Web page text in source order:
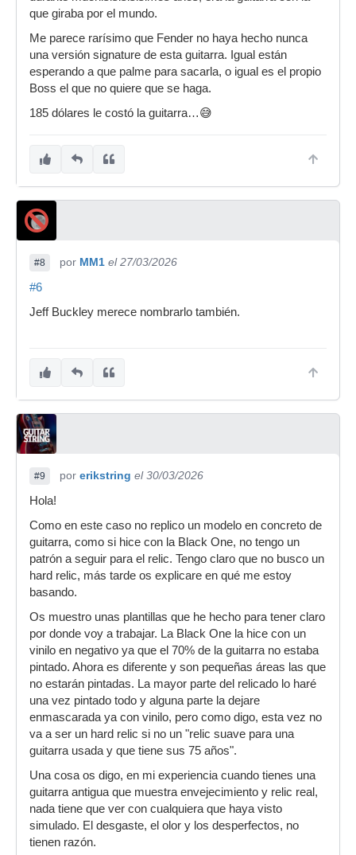
que giraba por el mundo.
Me parece rarísimo que Fender no haya hecho nunca
una versión signature de esta guitarra. Igual están
esperando a que palme para sacarla, o igual es el propio
Boss el que no quiere que se haga.
185 dólares le costó la guitarra…😅
#8 por MM1 el 27/03/2026
#6
Jeff Buckley merece nombrarlo también.
#9 por erikstring el 30/03/2026
Hola!
Como en este caso no replico un modelo en concreto de
guitarra, como si hice con la Black One, no tengo un
patrón a seguir para el relic. Tengo claro que no busco un
hard relic, más tarde os explicare en qué me estoy
basando.
Os muestro unas plantillas que he hecho para tener claro
por donde voy a trabajar. La Black One la hice con un
vinilo en negativo ya que el 70% de la guitarra no estaba
pintado. Ahora es diferente y son pequeñas áreas las que
no estarán pintadas. La mayor parte del relicado lo haré
una vez pintado todo y alguna parte la dejare
enmascarada ya con vinilo, pero como digo, esta vez no
va a ser un hard relic si no un "relic suave para una
guitarra usada y que tiene sus 75 años".
Una cosa os digo, en mi experiencia cuando tienes una
guitarra antigua que muestra envejecimiento y relic real,
nada tiene que ver con cualquiera que haya visto
simulado. El desgaste, el olor y los desperfectos, no
tienen razón.